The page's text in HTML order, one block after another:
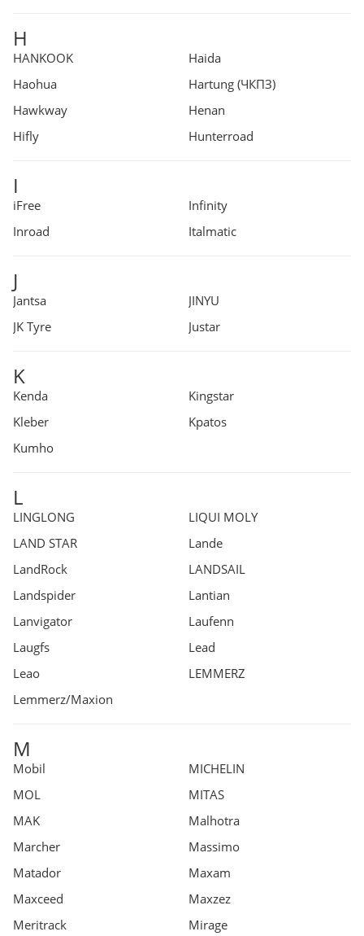
H
HANKOOK
Haida
Haohua
Hartung (ЧКПЗ)
Hawkway
Henan
Hifly
Hunterroad
I
iFree
Infinity
Inroad
Italmatic
J
Jantsa
JINYU
JK Tyre
Justar
K
Kenda
Kingstar
Kleber
Kpatos
Kumho
L
LINGLONG
LIQUI MOLY
LAND STAR
Lande
LandRock
LANDSAIL
Landspider
Lantian
Lanvigator
Laufenn
Laugfs
Lead
Leao
LEMMERZ
Lemmerz/Maxion
M
Mobil
MICHELIN
MOL
MITAS
MAK
Malhotra
Marcher
Massimo
Matador
Maxam
Maxceed
Maxzez
Meritrack
Mirage